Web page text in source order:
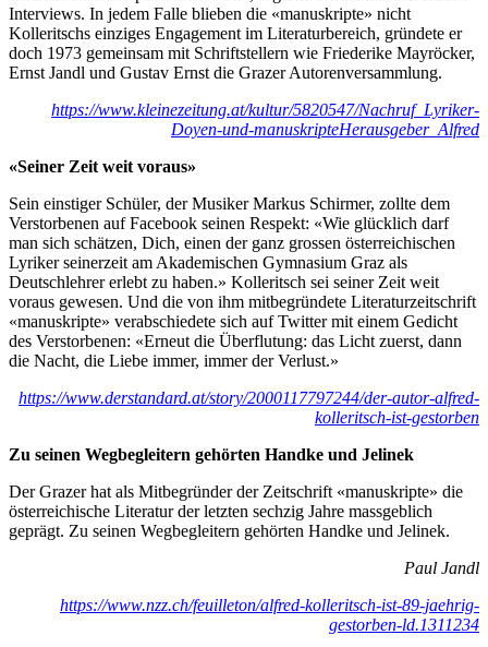
Interviews. In jedem Falle blieben die «manuskripte» nicht
Kolleritschs einziges Engagement im Literaturbereich, gründete er
doch 1973 gemeinsam mit Schriftstellern wie Friederike Mayröcker,
Ernst Jandl und Gustav Ernst die Grazer Autorenversammlung.
https://www.kleinezeitung.at/kultur/5820547/Nachruf_Lyriker-
Doyen-und-manuskripteHerausgeber_Alfred
«Seiner Zeit weit voraus»
Sein einstiger Schüler, der Musiker Markus Schirmer, zollte dem
Verstorbenen auf Facebook seinen Respekt: «Wie glücklich darf
man sich schätzen, Dich, einen der ganz grossen österreichischen
Lyriker seinerzeit am Akademischen Gymnasium Graz als
Deutschlehrer erlebt zu haben.» Kolleritsch sei seiner Zeit weit
voraus gewesen. Und die von ihm mitbegründete Literaturzeitschrift
«manuskripte» verabschiedete sich auf Twitter mit einem Gedicht
des Verstorbenen: «Erneut die Überflutung: das Licht zuerst, dann
die Nacht, die Liebe immer, immer der Verlust.»
https://www.derstandard.at/story/2000117797244/der-autor-alfred-
kolleritsch-ist-gestorben
Zu seinen Wegbegleitern gehörten Handke und Jelinek
Der Grazer hat als Mitbegründer der Zeitschrift «manuskripte» die
österreichische Literatur der letzten sechzig Jahre massgeblich
geprägt. Zu seinen Wegbegleitern gehörten Handke und Jelinek.
Paul Jandl
https://www.nzz.ch/feuilleton/alfred-kolleritsch-ist-89-jaehrig-
gestorben-ld.1311234